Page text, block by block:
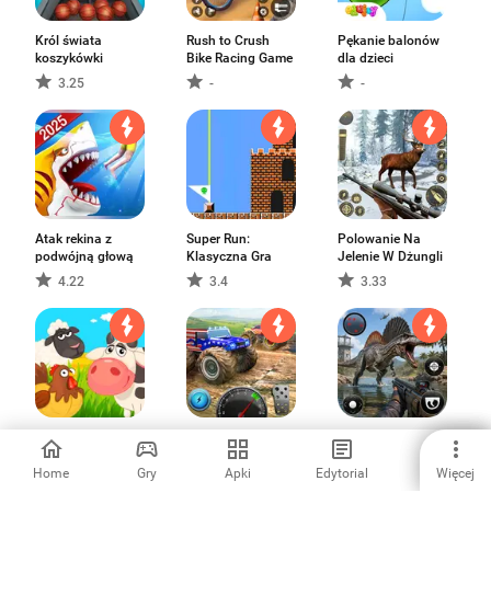
Home Gry Apki Edytorial Więcej
Król świata
koszykówki
3.25
Rush to Crush
Bike Racing Game
-
Pękanie balonów
dla dzieci
-
Atak rekina z
podwójną głową
4.22
Super Run:
Klasyczna Gra
3.4
Polowanie Na
Jelenie W Dżungli
3.33
Farma zwierząt
5
Racing Xtreme 2:
Monster Truck
4.77
Wild Dinosaur
Hunting Games
3D 4.8